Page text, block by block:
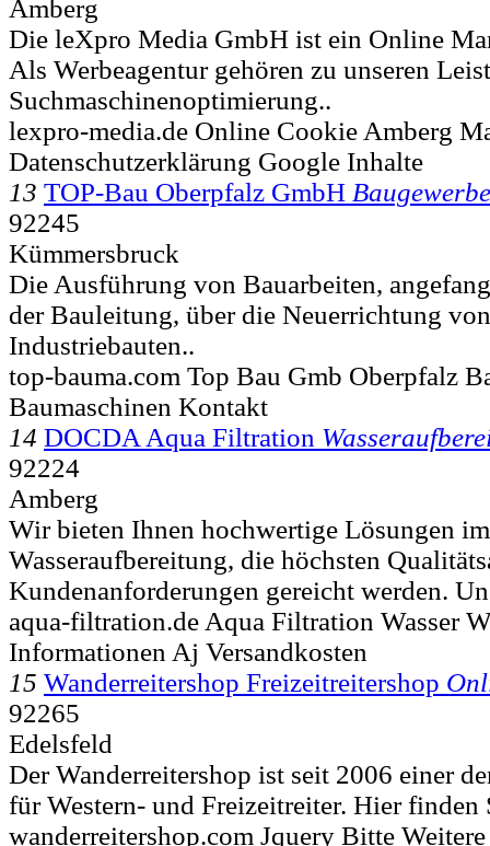
Amberg
Die leXpro Media GmbH ist ein Online
Als Werbeagentur gehören zu unseren
Suchmaschinenoptimierung..
lexpro-media.de Online Cookie Amberg
Datenschutzerklärung Google Inhalte
13 TOP-Bau Oberpfalz GmbH Baugewerbe
92245
Kümmersbruck
Die Ausführung von Bauarbeiten,
der Bauleitung, über die Neuerrichtung
Industriebauten..
top-bauma.com Top Bau Gmb Oberpfalz
Baumaschinen Kontakt
14 DOCDA Aqua Filtration
92224
Amberg
Wir bieten Ihnen hochwertige Lösungen
Wasseraufbereitung, die höchsten
Kundenanforderungen gereicht werden.
aqua-filtration.de Aqua Filtration Wasser
Informationen Aj Versandkosten
15 Wanderreitershop Freizeitreitershop
92265
Edelsfeld
Der Wanderreitershop ist seit 2006 einer
für Western- und Freizeitreiter. Hier finden
wanderreitershop.com Jquery Bitte